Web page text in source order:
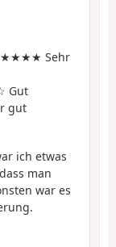
Sehr
Gut
gut
ich etwas
man
war es